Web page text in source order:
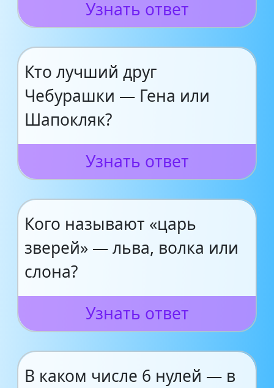
Узнать ответ
Кто лучший друг
Чебурашки — Гена или
Шапокляк?
Узнать ответ
Кого называют «царь
зверей» — льва, волка или
слона?
Узнать ответ
В каком числе 6 нулей — в